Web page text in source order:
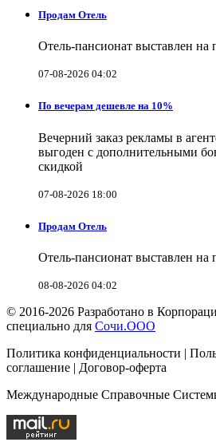
Продам Отель
Отель-пансионат выставлен на
07-08-2026 04:02
По вечерам дешевле на 10%
Вечерний заказ рекламы в
выгоден с дополнительными
скидкой
07-08-2026 18:00
Продам Отель
Отель-пансионат выставлен на
08-08-2026 04:02
© 2016-2026 Разработано в
специально для Сочи.ООО
Политика конфиденциальности |
соглашение | Договор-оферта
Международные Справочные